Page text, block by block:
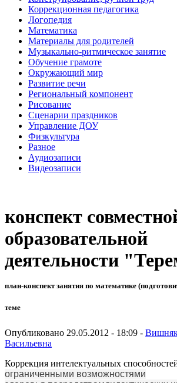
Коррекционная педагогика
Логопедия
Математика
Материалы для родителей
Музыкально-ритмическое занятие
Обучение грамоте
Окружающий мир
Развитие речи
Региональный компонент
Рисование
Сценарии праздников
Управление ДОУ
Физкультура
Разное
Аудиозаписи
Видеозаписи
конспект
образовательной
деятельности
план-конспект занятия по математике
теме
Опубликовано 29.05.2012 - 18:09 -
Васильевна
Коррекция интелектуальных
ограниченными возможностями